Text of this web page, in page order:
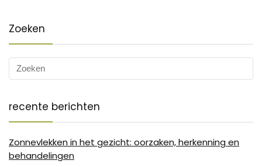
Zoeken
recente berichten
Zonnevlekken in het gezicht: oorzaken, herkenning en
behandelingen